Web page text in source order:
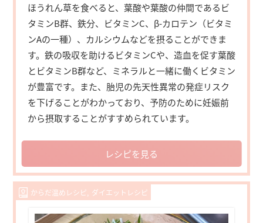
ほうれん草を食べると、葉酸や葉酸の仲間であるビ
タミンB群、鉄分、ビタミンC、β-カロテン（ビタミ
ンAの一種）、カルシウムなどを摂ることができま
す。鉄の吸収を助けるビタミンCや、造血を促す葉酸
とビタミンB群など、ミネラルと一緒に働くビタミン
が豊富です。また、胎児の先天性異常の発症リスク
を下げることがわかっており、予防のために妊娠前
から摂取することがすすめられています。
レシピを見る
からだ温めレシピ ダイエットレシピ